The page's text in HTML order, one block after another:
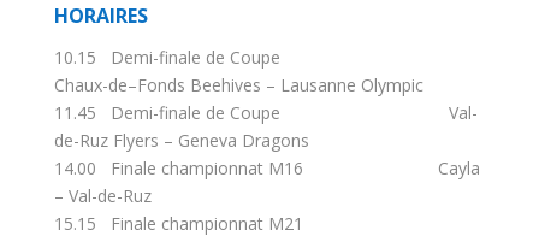
HORAIRES
10.15 Demi-finale de Coupe
Chaux-de–Fonds Beehives – Lausanne Olympic
11.45 Demi-finale de Coupe Val-
de-Ruz Flyers – Geneva Dragons
14.00 Finale championnat M16 Cayla
– Val-de-Ruz
15.15 Finale championnat M21